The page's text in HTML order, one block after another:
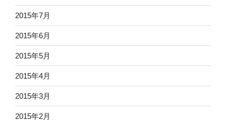
2015年7月
2015年6月
2015年5月
2015年4月
2015年3月
2015年2月